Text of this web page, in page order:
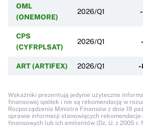
OML
(ONEMORE)
2026/Q1
CPS
(CYFRPLSAT)
2026/Q1
ART (ARTIFEX) 2026/Q1 -
Wskaźniki prezentują jedynie użyteczne
finansowej spółek i nie są rekomendacją w
Rozporządzenia Ministra Finansów z dnia 19
sprawie informacji stanowiących
finansowych lub ich emitentów (Dz. U. z 2005 r.